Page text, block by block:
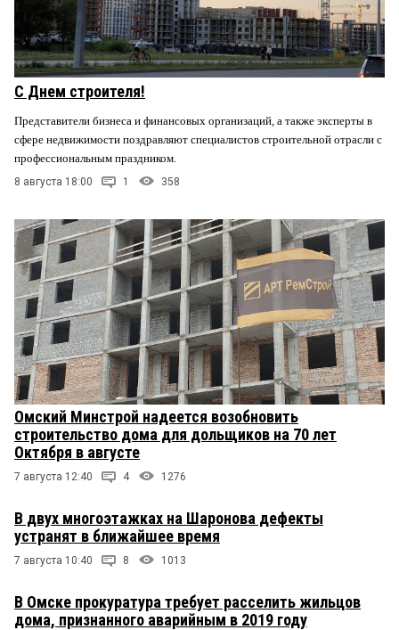
С Днем строителя!
Представители бизнеса и финансовых организаций, а также эксперты в
сфере недвижимости поздравляют специалистов строительной отрасли с
профессиональным праздником.
8 августа 18:00 1 358
Омский Минстрой надеется возобновить
строительство дома для дольщиков на 70 лет
Октября в августе
7 августа 12:40 4 1276
В двух многоэтажках на Шаронова дефекты
устранят в ближайшее время
7 августа 10:40 8 1013
В Омске прокуратура требует расселить жильцов
дома, признанного аварийным в 2019 году